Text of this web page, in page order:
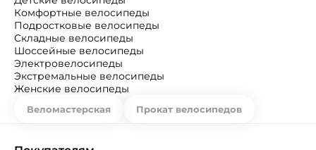
Комфортные велосипеды
Подростковые велосипеды
Складные велосипеды
Шоссейные велосипеды
Электровелосипеды
Экстремальные велосипеды
Женские велосипеды
Веломастерская Прокат велосипедов